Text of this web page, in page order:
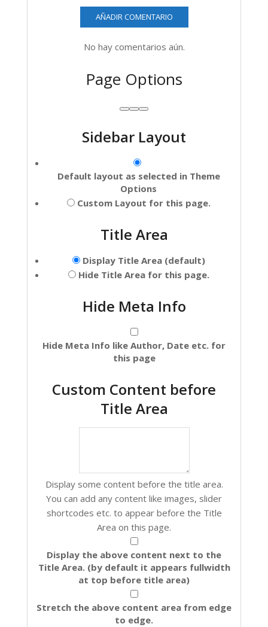
panel:
Comentarios
AÑADIR COMENTARIO
No hay comentarios aún.
Page Options
Page
Page
Options
Sidebar Layout
Default layout as selected in Theme
Options
Custom Layout for this page.
Title Area
Display Title Area (default)
Hide Title Area for this page.
Hide Meta Info
Hide Meta Info like Author, Date etc. for
this page
Custom Content before
Title Area
Display some content before the title area.
You can add any content like images, slider
shortcodes etc. to appear before the Title
Area on this page.
Display the above content next to the
Title Area. (by default it appears fullwidth
at top before title area)
Stretch the above content area from edge
to edge.